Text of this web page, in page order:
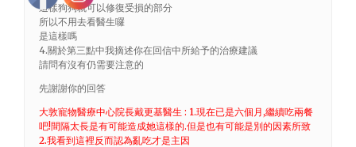
這樣狗狗就可以修復受損的部分
所以不用去看醫生囉
是這樣嗎
4.關於第三點中我摘述你在回信中所給予的治療建議
請問有沒有仍需要注意的
先謝謝你的回答
大敦寵物醫療中心院長戴更基醫生 : 1.現在已是六個月,繼續吃兩餐
吧!間隔太長是有可能造成她這樣的.但是也有可能是別的因素所致
2.我看到這裡反而認為亂吃才是主因